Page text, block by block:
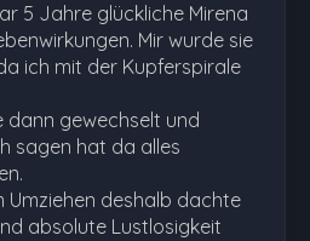
5 Jahre glückliche Mirena
Mir wurde sie
ich mit der Kupferspirale
dann gewechselt und
sagen hat da alles
Umziehen deshalb dachte
absolute Lustlosigkeit